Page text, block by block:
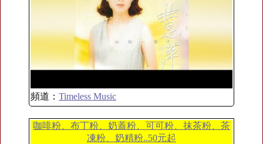
頻道： Timeless Music
咖啡粉、布丁粉、奶蓋粉、可可粉、抹茶粉、茶
凍粉、奶精粉..50元起